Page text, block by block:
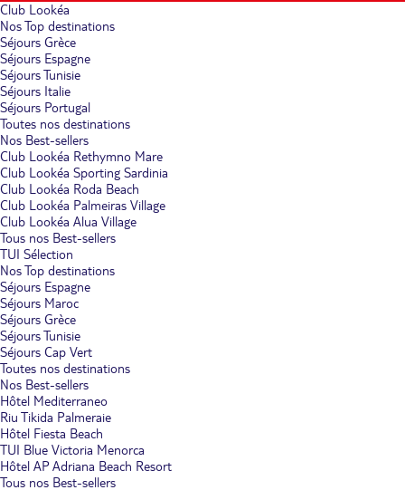
Club Lookéa
Nos Top destinations
Séjours Grèce
Séjours Espagne
Séjours Tunisie
Séjours Italie
Séjours Portugal
Toutes nos destinations
Nos Best-sellers
Club Lookéa Rethymno Mare
Club Lookéa Sporting Sardinia
Club Lookéa Roda Beach
Club Lookéa Palmeiras Village
Club Lookéa Alua Village
Tous nos Best-sellers
TUI Sélection
Nos Top destinations
Séjours Espagne
Séjours Maroc
Séjours Grèce
Séjours Tunisie
Séjours Cap Vert
Toutes nos destinations
Nos Best-sellers
Hôtel Mediterraneo
Riu Tikida Palmeraie
Hôtel Fiesta Beach
TUI Blue Victoria Menorca
Hôtel AP Adriana Beach Resort
Tous nos Best-sellers